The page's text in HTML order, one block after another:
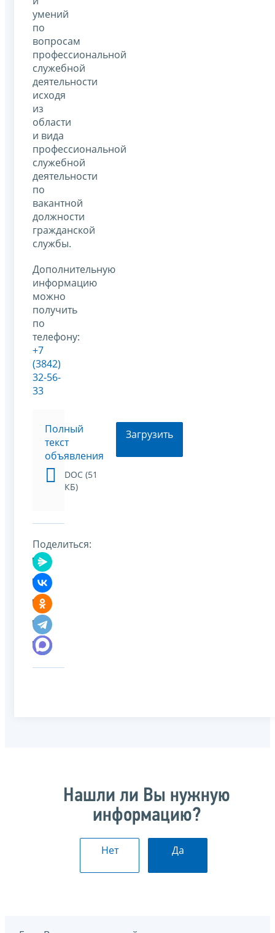
умений
по
вопросам
профессиональной
служебной
деятельности
исходя
из
области
и вида
профессиональной
служебной
деятельности
по
вакантной
должности
гражданской
службы.
Дополнительную
информацию
можно
получить
по
телефону:
+7
(3842)
32-56-
33
Полный
текст
объявления
DOC (51
КБ)
Загрузить
Поделиться:
Нашли ли Вы нужную
информацию?
Нет Да